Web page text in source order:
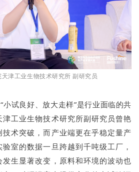
津工业生物技术研究所 副研究员
小试良好、放大走样”是行业面临的共
工业生物技术研究所副研究员曾艳
术突破，而产业端更在乎稳定量产
室的数据一旦跨越到千吨级工厂，
生显著改变，原料和环境的波动也